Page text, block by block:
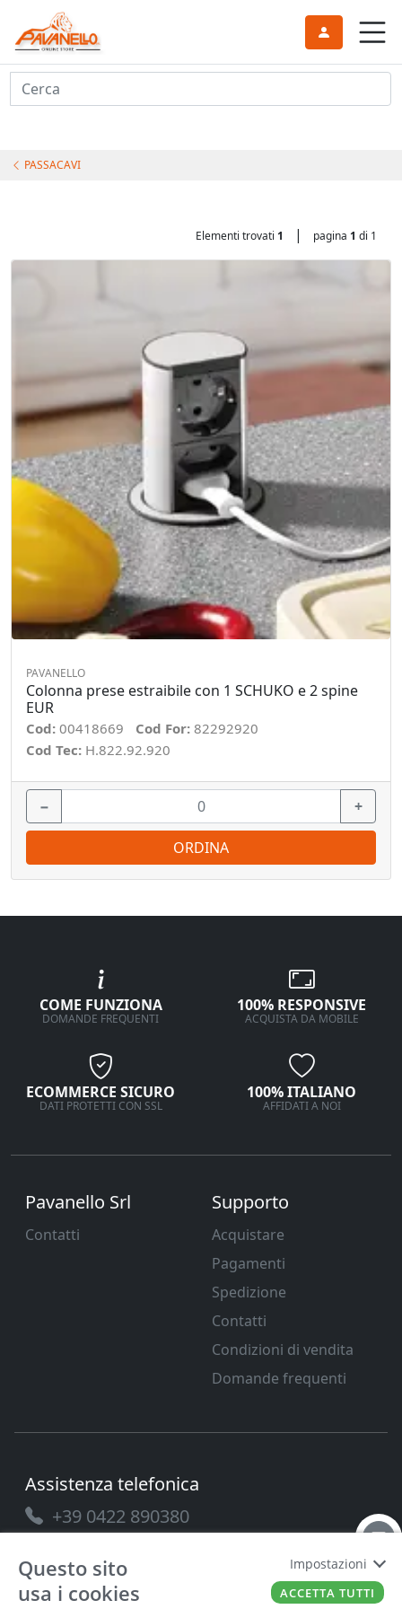
Cerca
PASSACAVI
Elementi trovati 1 | pagina 1 di 1
PAVANELLO
Colonna prese estraibile con 1 SCHUKO e 2 spine
EUR
Cod: 00418669 Cod For: 82292920
Cod Tec: H.822.92.920
− +
ORDINA
COME FUNZIONA
DOMANDE FREQUENTI
100% RESPONSIVE
ACQUISTA DA MOBILE
ECOMMERCE SICURO
DATI PROTETTI CON SSL
100% ITALIANO
AFFIDATI A NOI
Pavanello Srl
Contatti
Supporto
Acquistare
Pagamenti
Spedizione
Contatti
Condizioni di vendita
Domande frequenti
Assistenza telefonica
+39 0422 890380
Questo sito
usa i cookies
Impostazioni
ACCETTA TUTTI